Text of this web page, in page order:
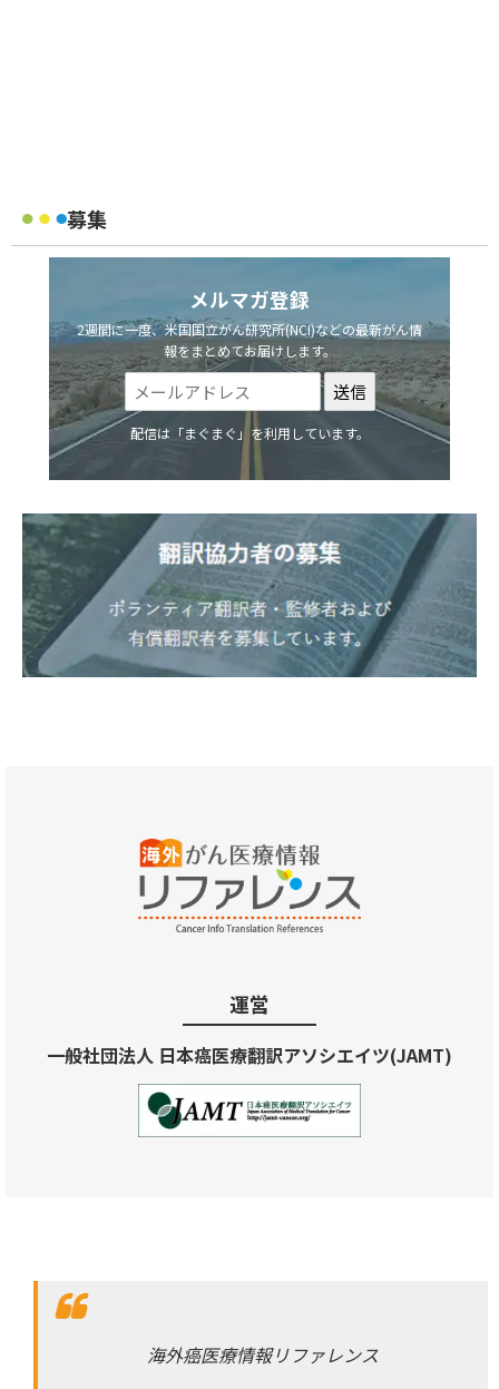
募集
メルマガ登録
2週間に一度、米国国立がん研究所(NCI)などの最新がん情
報をまとめてお届けします。
配信は「まぐまぐ」を利用しています。
運営
一般社団法人 日本癌医療翻訳アソシエイツ(JAMT)
海外癌医療情報リファレンス